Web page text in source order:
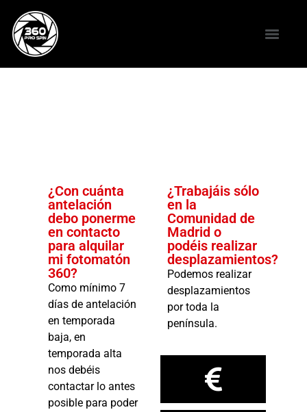
¿Con cuánta
antelación
debo ponerme
en contacto
para alquilar
mi fotomatón
360?
Como mínimo 7
días de antelación
en temporada
baja, en
temporada alta
nos debéis
contactar lo antes
posible para poder
¿Trabajáis sólo
en la
Comunidad de
Madrid o
podéis realizar
desplazamientos?
Podemos realizar
desplazamientos
por toda la
península.